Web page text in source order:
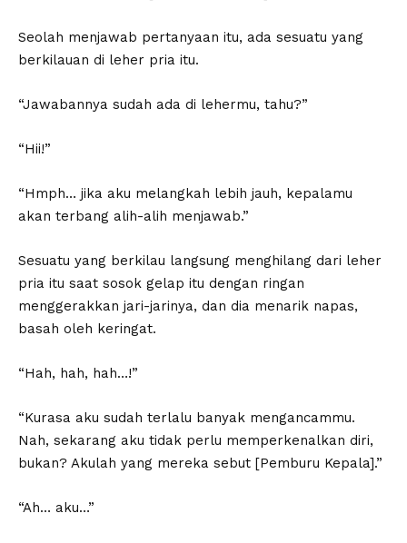
Seolah menjawab pertanyaan itu, ada sesuatu yang
berkilauan di leher pria itu.
“Jawabannya sudah ada di lehermu, tahu?”
“Hii!”
“Hmph… jika aku melangkah lebih jauh, kepalamu
akan terbang alih-alih menjawab.”
Sesuatu yang berkilau langsung menghilang dari leher
pria itu saat sosok gelap itu dengan ringan
menggerakkan jari-jarinya, dan dia menarik napas,
basah oleh keringat.
“Hah, hah, hah…!”
“Kurasa aku sudah terlalu banyak mengancammu.
Nah, sekarang aku tidak perlu memperkenalkan diri,
bukan? Akulah yang mereka sebut [Pemburu Kepala].”
“Ah… aku…”